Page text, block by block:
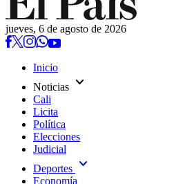
jueves, 6 de agosto de 2026
Inicio
Noticias expand_more
Cali
Licita
Política
Elecciones
Judicial
Deportes expand_more
Economía